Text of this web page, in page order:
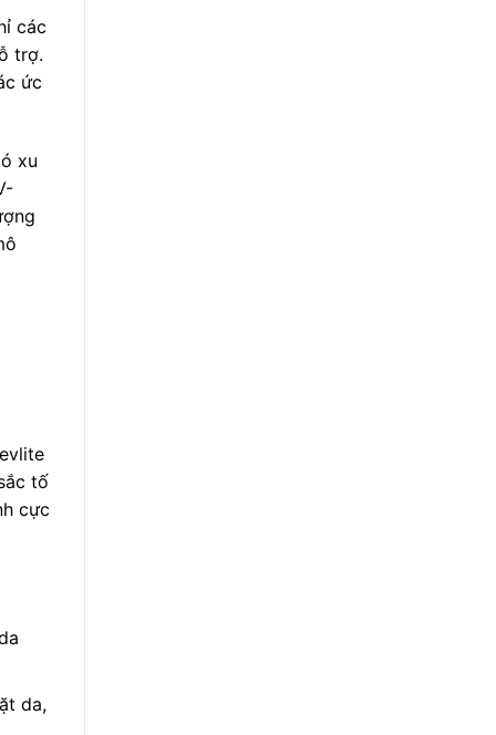
các
trợ.
ức
xu
tố
cực
da,